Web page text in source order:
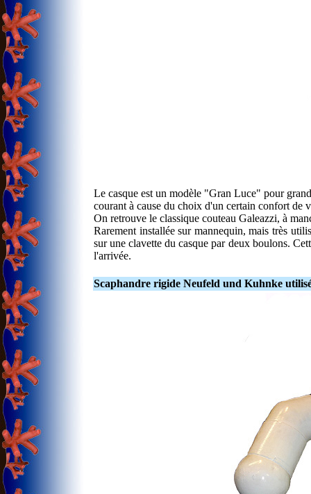
Le casque est un modèle "Gran Luce" pour
courant à cause du choix d'un certain confort de
On retrouve le classique couteau Galeazzi, à
Rarement installée sur mannequin, mais très
sur une clavette du casque par deux boulons.
l'arrivée.
Scaphandre rigide Neufeld und Kuhnke